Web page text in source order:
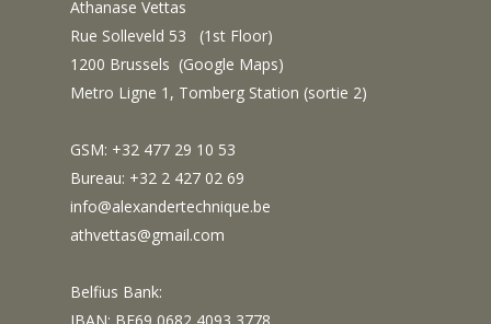
Athanase Vettas
Rue Solleveld 53 (1st Floor)
1200 Brussels (Google Maps)
Metro Ligne 1, Tomberg Station (sortie 2)
GSM: +32 477 29 10 53
Bureau: +32 2 427 02 69
info@alexandertechnique.be
athvettas@gmail.com
Belfius Bank: